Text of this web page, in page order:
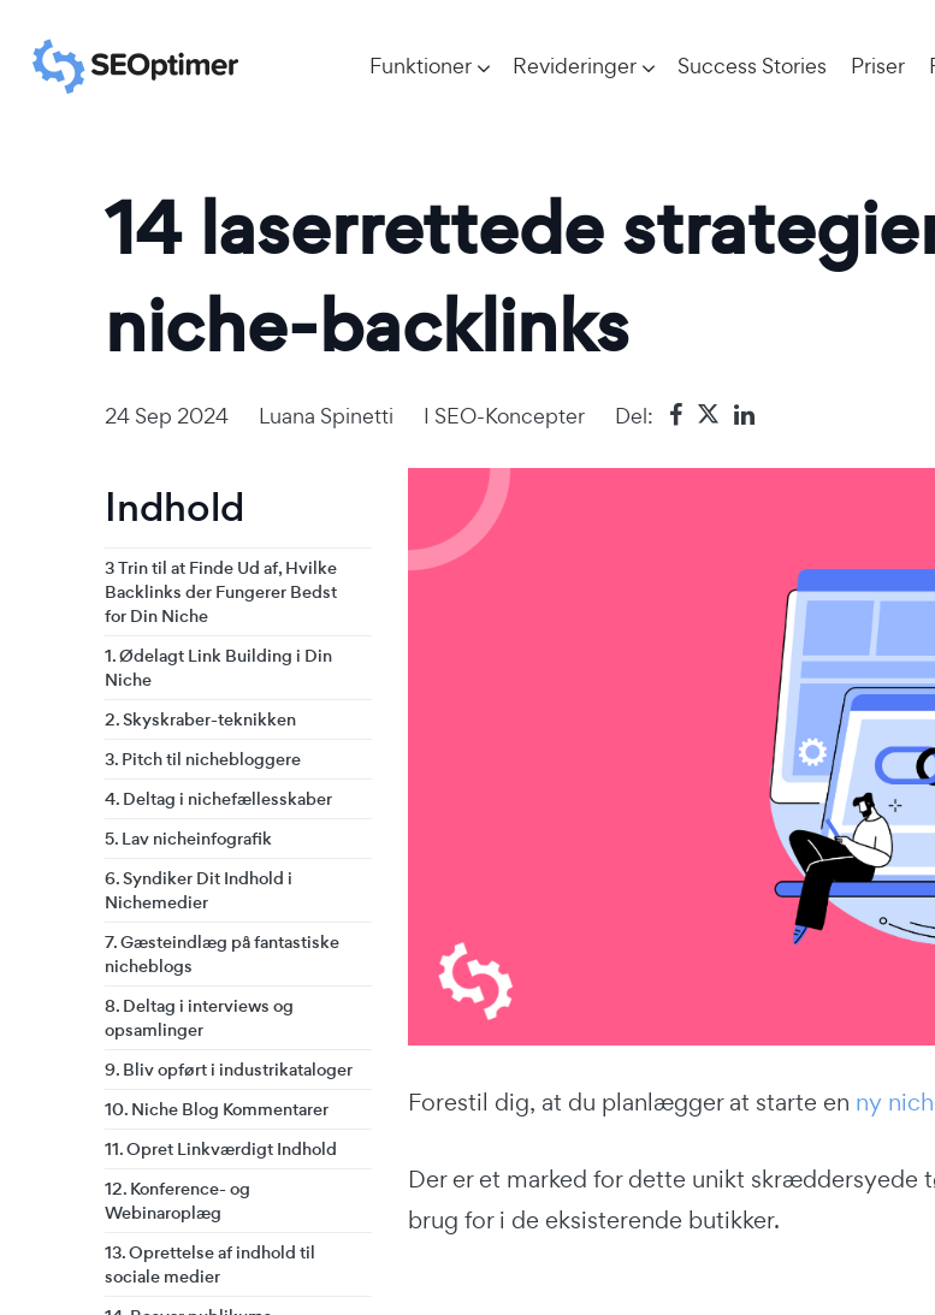
Funktioner Revideringer Success Stories Priser
14 laserrettede
niche-backlinks
24 Sep 2024 Luana Spinetti I SEO-Koncepter Del:
Indhold
3 Trin til at Finde Ud af, Hvilke
Backlinks der Fungerer Bedst
for Din Niche
1. Ødelagt Link Building i Din
Niche
2. Skyskraber-teknikken
3. Pitch til nichebloggere
4. Deltag i nichefællesskaber
5. Lav nicheinfografik
6. Syndiker Dit Indhold i
Nichemedier
7. Gæsteindlæg på fantastiske
nicheblogs
8. Deltag i interviews og
opsamlinger
9. Bliv opført i industrikataloger
10. Niche Blog Kommentarer
11. Opret Linkværdigt Indhold
12. Konference- og
Webinaroplæg
13. Oprettelse af indhold til
sociale medier
Forestil dig, at du planlægger at starte en ny
Der er et marked for dette unikt skræddersyede
brug for i de eksisterende butikker.